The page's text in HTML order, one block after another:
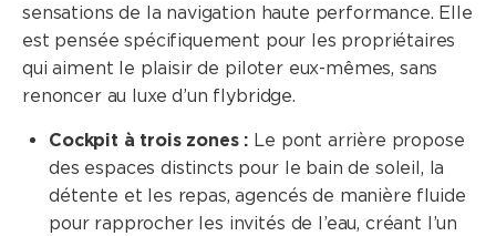
sensations de la navigation haute performance. Elle
est pensée spécifiquement pour les propriétaires
qui aiment le plaisir de piloter eux-mêmes, sans
renoncer au luxe d’un flybridge.
Cockpit à trois zones : Le pont arrière propose
des espaces distincts pour le bain de soleil, la
détente et les repas, agencés de manière fluide
pour rapprocher les invités de l’eau, créant l’un